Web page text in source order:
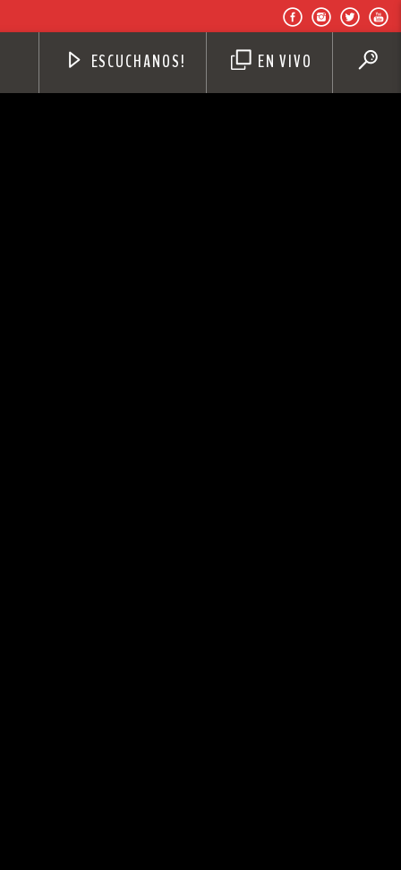
EN VIVO
ESCUCHANOS!